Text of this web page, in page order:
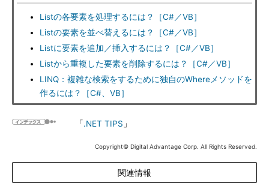
Listの各要素を処理するには？［C#／VB］
Listの要素を並べ替えるには？［C#／VB］
Listに要素を追加／挿入するには？［C#／VB］
Listから重複した要素を削除するには？［C#／VB］
LINQ：複雑な検索をするために独自のWhereメソッドを
作るには？［C#、VB］
「.NET TIPS 」
Copyright© Digital Advantage Corp. All Rights Reserved.
関連情報